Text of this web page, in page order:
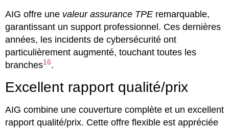
AIG offre une valeur assurance TPE remarquable,
garantissant un support professionnel. Ces dernières
années, les incidents de cybersécurité ont
particulièrement augmenté, touchant toutes les
branches16.
Excellent rapport qualité/prix
AIG combine une couverture complète et un excellent
rapport qualité/prix. Cette offre flexible est appréciée